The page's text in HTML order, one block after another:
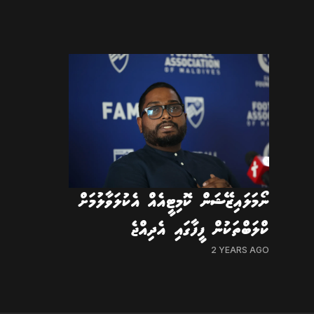
ނޯމަލައިޒޭޝަން ކޮމިޓީއެއް އެކުލަވާލުމަށް
ކްލަބްތަކުން ފީފާގައި އެދިއްޖެ
2 YEARS AGO